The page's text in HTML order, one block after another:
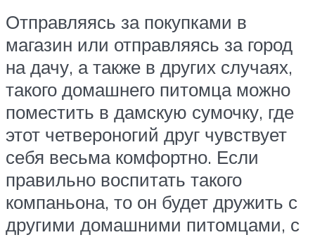
Отправляясь за покупками в
магазин или отправляясь за город
на дачу, а также в других случаях,
такого домашнего питомца можно
поместить в дамскую сумочку, где
этот четвероногий друг чувствует
себя весьма комфортно. Если
правильно воспитать такого
компаньона, то он будет дружить с
другими домашними питомцами, с